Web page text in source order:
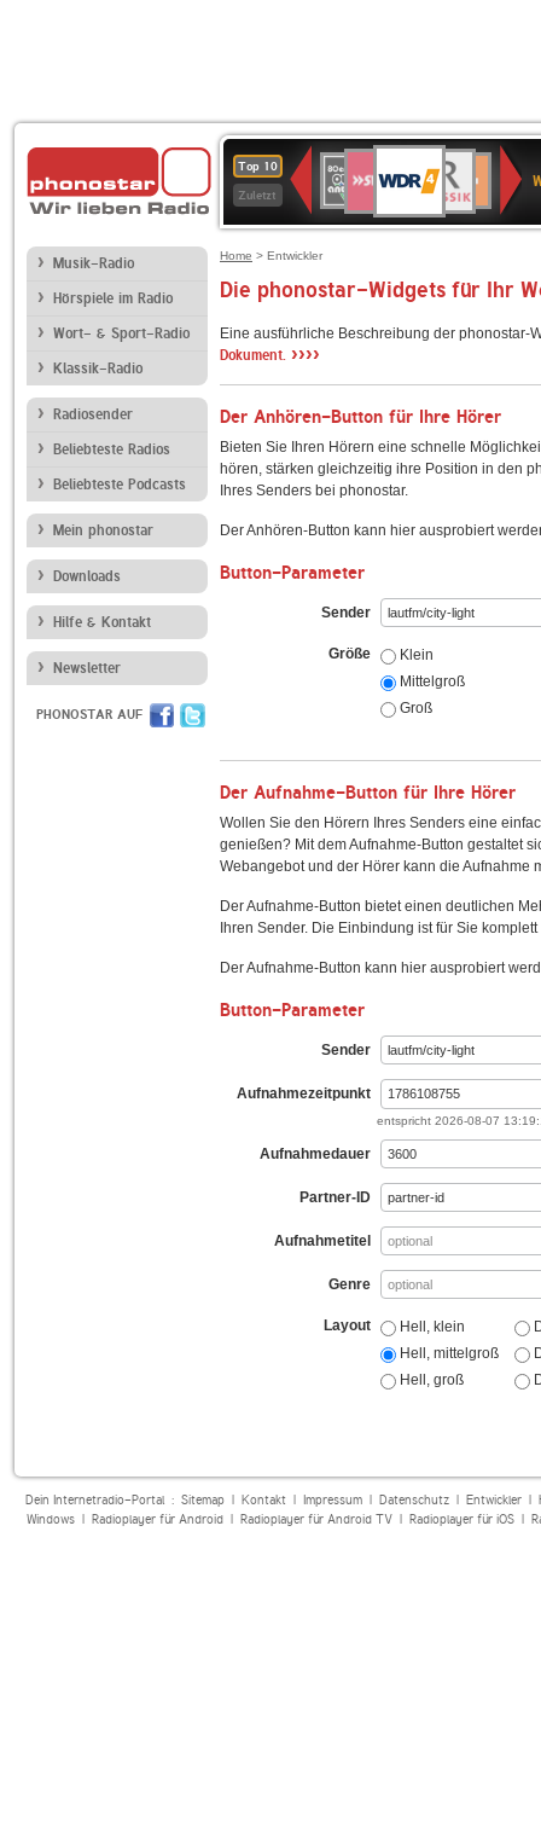
Top 10
Zuletzt
Deutschlandfunk
80er
90er
OLDIE
ANTENNE
4
KLASSIK
Kultur
Kultur
2
Musik-Radio
Hörspiele im Radio
Wort- & Sport-Radio
Klassik-Radio
Radiosender
Beliebteste Radios
Beliebteste Podcasts
Mein phonostar
Downloads
Hilfe & Kontakt
Newsletter
PHONOSTAR AUF
Home > Entwickler
Die phonostar-Widgets für Ihr
Eine ausführliche Beschreibung der
Dokument. ››››
Der Anhören-Button für Ihre Hörer
Bieten Sie Ihren Hörern eine schnelle
hören, stärken gleichzeitig ihre Position in den
Ihres Senders bei phonostar.
Der Anhören-Button kann hier ausprobiert
Button-Parameter
Sender
Größe
Klein
Mittelgroß
Groß
Der Aufnahme-Button für Ihre Hörer
Wollen Sie den Hörern Ihres Senders eine
genießen? Mit dem Aufnahme-Button gestaltet
Webangebot und der Hörer kann die Aufnahme
Der Aufnahme-Button bietet einen deutlichen
Ihren Sender. Die Einbindung ist für Sie
Der Aufnahme-Button kann hier ausprobiert
Button-Parameter
Sender
Aufnahmezeitpunkt
entspricht 2026-08-07
Aufnahmedauer
Partner-ID
Aufnahmetitel
Genre
Layout
Hell, klein
Hell, mittelgroß
Hell, groß
Dein Internetradio-Portal : Sitemap| Kontakt| Impressum| Datenschutz| Entwickler|
Windows| Radioplayer für Android| Radioplayer für Android TV| Radioplayer für iOS|